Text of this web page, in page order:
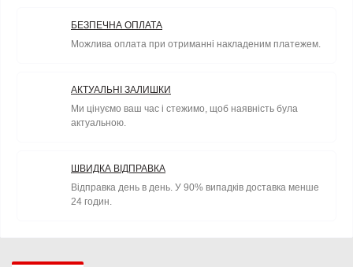
БЕЗПЕЧНА ОПЛАТА
Можлива оплата при отриманні накладеним платежем.
АКТУАЛЬНІ ЗАЛИШКИ
Ми цінуємо ваш час і стежимо, щоб наявність була
актуальною.
ШВИДКА ВІДПРАВКА
Відправка день в день. У 90% випадків доставка менше
24 годин.